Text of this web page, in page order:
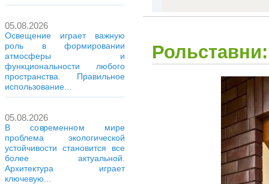
05.08.2026
Освещение играет важную
роль в формировании
атмосферы и
функциональности любого
пространства. Правильное
использование...
05.08.2026
В современном мире
проблема экологической
устойчивости становится все
более актуальной.
Архитектура играет
ключевую...